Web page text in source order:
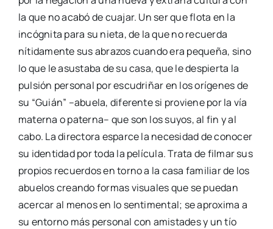
la que no acabó de cuajar. Un ser que flota en la
incógnita para su nieta, de la que no recuerda
nítidamente sus abrazos cuando era pequeña, sino
lo que le asustaba de su casa, que le despierta la
pulsión personal por escudriñar en los orígenes de
su “Guián” –abuela, diferente si proviene por la vía
materna o paterna– que son los suyos, al fin y al
cabo. La directora esparce la necesidad de conocer
su identidad por toda la película. Trata de filmar sus
propios recuerdos en torno a la casa familiar de los
abuelos creando formas visuales que se puedan
acercar al menos en lo sentimental; se aproxima a
su entorno más personal con amistades y un tío